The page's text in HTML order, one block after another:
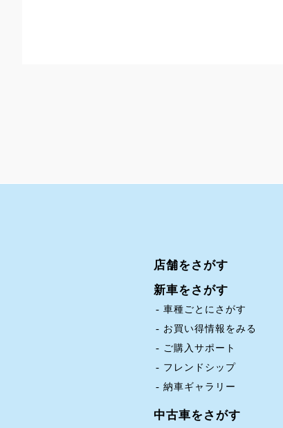
店舗をさがす
新車をさがす
車種ごとにさがす
お買い得情報をみる
ご購入サポート
フレンドシップ
納車ギャラリー
中古車をさがす